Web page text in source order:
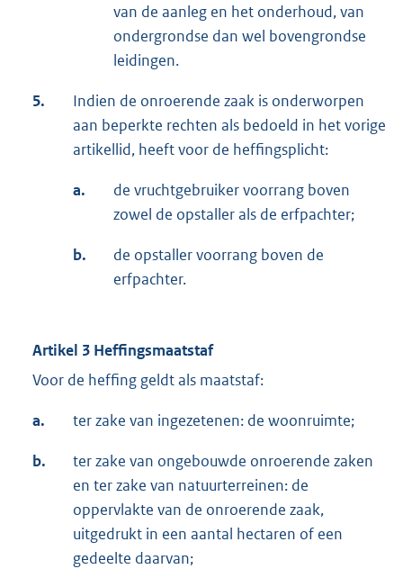
van de aanleg en het onderhoud, van
ondergrondse dan wel bovengrondse
leidingen.
5.
Indien de onroerende zaak is onderworpen
aan beperkte rechten als bedoeld in het vorige
artikellid, heeft voor de heffingsplicht:
a.
de vruchtgebruiker voorrang boven
zowel de opstaller als de erfpachter;
b.
de opstaller voorrang boven de
erfpachter.
Artikel 3 Heffingsmaatstaf
Voor de heffing geldt als maatstaf:
a. ter zake van ingezetenen: de woonruimte;
b.
ter zake van ongebouwde onroerende zaken
en ter zake van natuurterreinen: de
oppervlakte van de onroerende zaak,
uitgedrukt in een aantal hectaren of een
gedeelte daarvan;